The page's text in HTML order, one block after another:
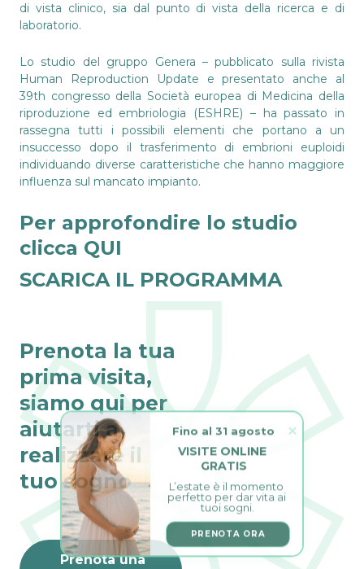
di vista clinico, sia dal punto di vista della ricerca e di
laboratorio.
Lo studio del gruppo Genera – pubblicato sulla rivista
Human Reproduction Update e presentato anche al
39th congresso della Società europea di Medicina della
riproduzione ed embriologia (ESHRE) – ha passato in
rassegna tutti i possibili elementi che portano a un
insuccesso dopo il trasferimento di embrioni euploidi
individuando diverse caratteristiche che hanno maggiore
influenza sul mancato impianto.
Per approfondire lo studio
clicca QUI
SCARICA IL PROGRAMMA
Prenota la tua
prima visita,
siamo qui per
aiutarti a
realizzare il
tuo sogno
Prenota una
VISITE ONLINE
GRATIS
L’estate è il momento
perfetto per dar vita ai
tuoi sogni.
Fino al 31 agosto